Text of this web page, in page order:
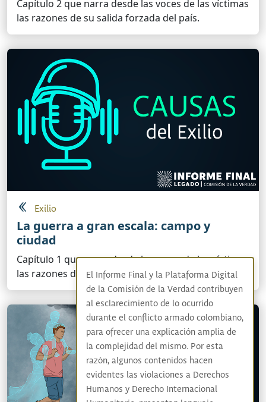
Capítulo 2 que narra desde las voces de las víctimas
las razones de su salida forzada del país.
Exilio
La guerra a gran escala: campo y
ciudad
Capítulo 1 que narra desde las voces de las víctimas
las razones de su salida forzada del país.
El Informe Final y la Plataforma Digital
de la Comisión de la Verdad contribuyen
al esclarecimiento de lo ocurrido
durante el conflicto armado colombiano,
para ofrecer una explicación amplia de
la complejidad del mismo. Por esta
razón, algunos contenidos hacen
evidentes las violaciones a Derechos
Humanos y Derecho Internacional